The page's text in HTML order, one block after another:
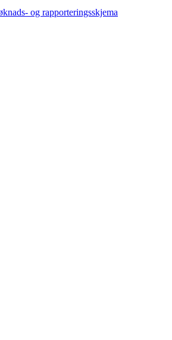
og rapporteringsskjema